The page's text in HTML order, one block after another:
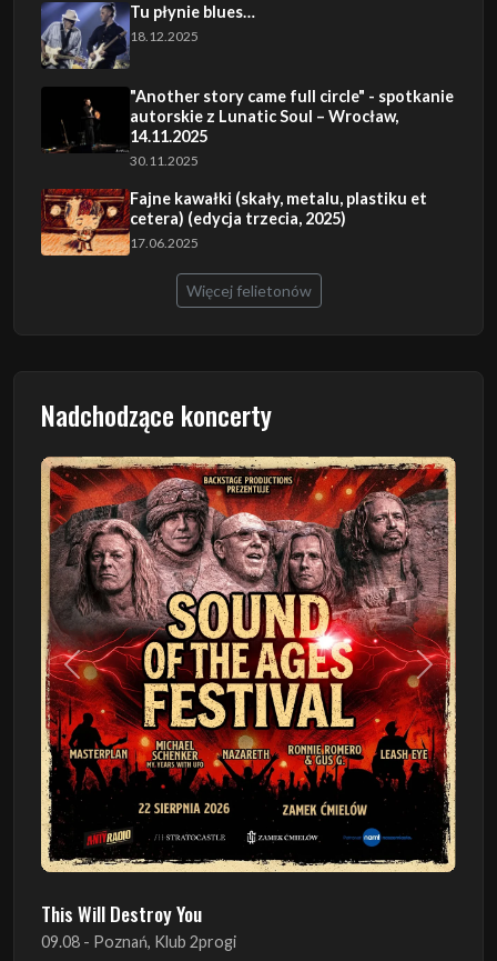
Tu płynie blues…
18.12.2025
"Another story came full circle" - spotkanie
autorskie z Lunatic Soul – Wrocław,
14.11.2025
30.11.2025
Fajne kawałki (skały, metalu, plastiku et
cetera) (edycja trzecia, 2025)
17.06.2025
Więcej felietonów
Nadchodzące koncerty
Poprzedni Następny
This Will Destroy You
09.08 - Poznań, Klub 2progi